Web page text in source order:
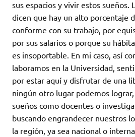
sus espacios y vivir estos sueños.
dicen que hay un alto porcentaje
conforme con su trabajo, por
por sus salarios o porque su
es insoportable. En mi caso, así
laboramos en la Universidad,
por estar aquí y disfrutar de una
ningún otro lugar podemos
sueños como docentes o
buscando engrandecer nuestros
la región, ya sea nacional o